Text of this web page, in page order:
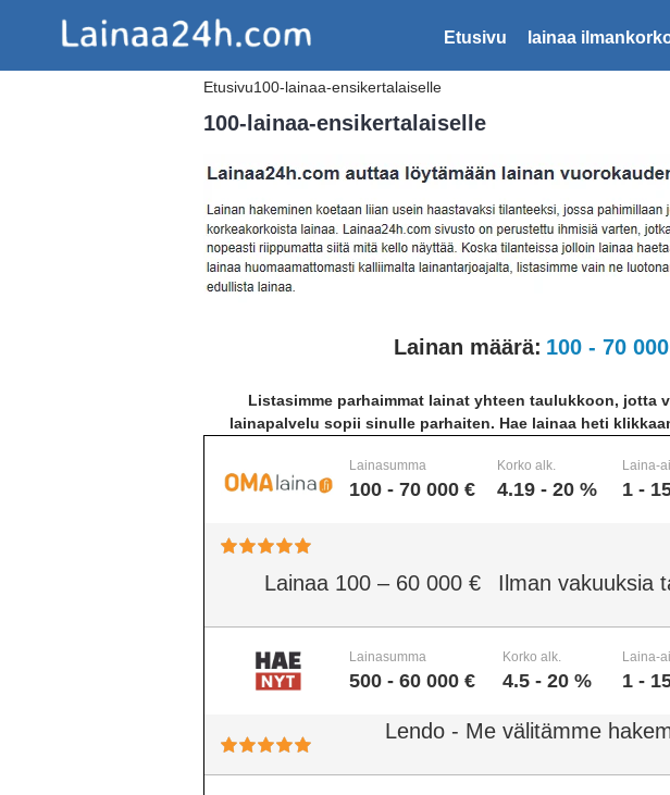
Etusivu lainaa
Etusivu100-lainaa-ensikertalaiselle
100-lainaa-ensikertalaiselle
Lainan määrä: 100 - 70
Listasimme parhaimmat lainat yhteen taulukkoon, jotta
lainapalvelu sopii sinulle parhaiten. Hae lainaa heti
Lainasumma
100 - 70 000 €
Korko alk.
4.19 - 20 %
Laina-
1 -
Lainaa 100 – 60 000 € Ilman vakuuksia
Lainasumma
500 - 60 000 €
Korko alk.
4.5 - 20 %
Laina-
1 -
Lendo - Me välitämme